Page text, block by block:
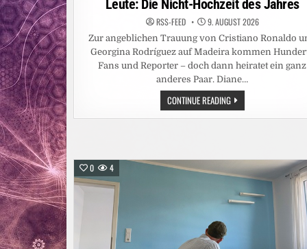
Leute: Die Nicht-Hochzeit des Jahres
RSS-FEED 9. AUGUST 2026
Zur angeblichen Trauung von Cristiano Ronaldo
Georgina Rodríguez auf Madeira kommen
Fans und Reporter – doch dann heiratet ein ganz
anderes Paar. Diane…
CONTINUE READINGLEUTE:
DIE
NICHT-
0 4